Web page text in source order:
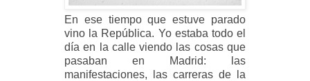
En ese tiempo que estuve parado
vino la República. Yo estaba todo el
día en la calle viendo las cosas que
pasaban en Madrid: las
manifestaciones, las carreras de la